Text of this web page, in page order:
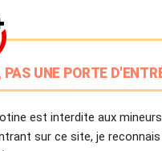
UNE PORTE
est interdite aux
sur ce site, je